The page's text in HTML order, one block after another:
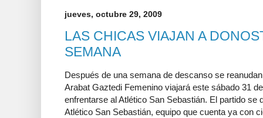
jueves, octubre 29, 2009
LAS CHICAS VIAJAN A
SEMANA
Después de una semana de descanso se
Arabat Gaztedi Femenino viajará este sábado 31
enfrentarse al Atlético San Sebastián. El partido se
Atlético San Sebastián, equipo que cuenta ya con